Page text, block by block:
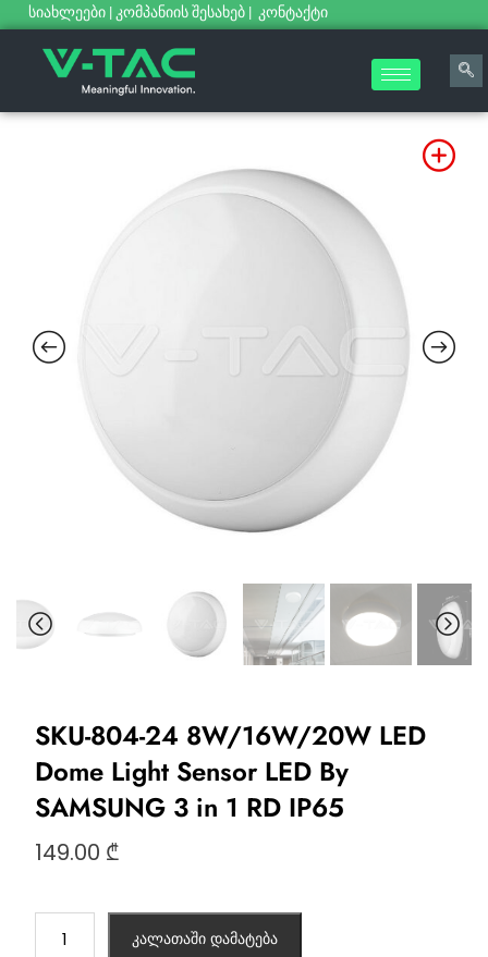
სიახლეები | კომპანიის შესახებ | კონტაქტი
SKU-804-24 8W/16W/20W LED
Dome Light Sensor LED By
SAMSUNG 3 in 1 RD IP65
149.00 ₾
კალათაში დამატება